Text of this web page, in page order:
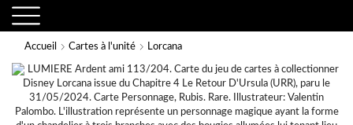
Accueil Cartes à l'unité Lorcana